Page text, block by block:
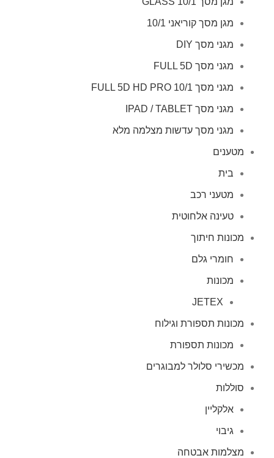
מגן מסך קוריאני 10/1
מגני מסך DIY
מגני מסך FULL 5D
מגני מסך FULL 5D HD PRO 10/1
מגני מסך IPAD / TABLET
מגני מסך עדשות מצלמה מלא
מטענים
בית
מטעני רכב
טעינה אלחוטית
מכונות חיתוך
חומרי גלם
מכונות
JETEX
מכונות תספורת וגילוח
מכונות תספורת
מכשירי סלולר למבוגרים
סוללות
אלקליין
גיבוי
מצלמות אבטחה